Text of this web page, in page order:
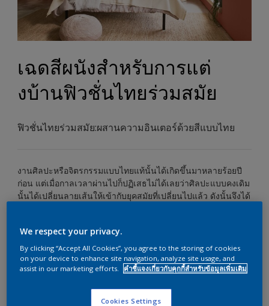
เฉดสีผนังสำหรับการแต่
งบ้านฟิวชั่นไทยร่วมสมัย
ฟิวชั่นไทยร่วมสมัย:ผสานความอินเตอร์ด้วยสีแบบไทย
งานศิลปะหรือจิตรกรรมแบบไทยแท้นั้นได้เกิดขึ้นมาหลายร้อยปี
ก่อน แต่เมื่อกาลเวลาผ่านไปก็ปฏิเสธไม่ได้เลยว่าศิลปะแบบคงเดิม
นั้นได้เปลี่ยนลายเส้นให้เข้ากับยุคสมัยที่เปลี่ยนไปแล้ว ดังนั้นจึงได้
ได้อย่างลงตัว
หนึ่งในวิธีที่สามารถเปลี่ยนบรรยากาศของบ้านให้มีความเป็น
เอกลักษณ์แบบไทยร่วมสมัยนี้ได้ก็คือการทาสีผนังบ้านโดยเริ่มได้
เฉดสีผนัง ที่เหมาะกับพื้นที่ในแต่ละห้องแล้วจึงเริ่มต้นเปลี่ยนลุคได้
We respect your privacy.
By clicking “Accept All Cookies”, you agree to the storing of cookies
on your device to enhance site navigation, analyze site usage, and
assist in our marketing efforts.
คำชี้แจงเกี่ยวกับคุกกี้สำหรับข้อมูลเพิ่มเติม
Cookies Settings